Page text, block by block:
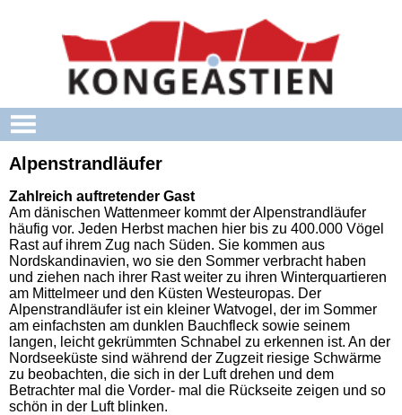
Alpenstrandläufer
Zahlreich auftretender Gast
Am dänischen Wattenmeer kommt der Alpenstrandläufer
häufig vor. Jeden Herbst machen hier bis zu 400.000 Vögel
Rast auf ihrem Zug nach Süden. Sie kommen aus
Nordskandinavien, wo sie den Sommer verbracht haben
und ziehen nach ihrer Rast weiter zu ihren Winterquartieren
am Mittelmeer und den Küsten Westeuropas. Der
Alpenstrandläufer ist ein kleiner Watvogel, der im Sommer
am einfachsten am dunklen Bauchfleck sowie seinem
langen, leicht gekrümmten Schnabel zu erkennen ist. An der
Nordseeküste sind während der Zugzeit riesige Schwärme
zu beobachten, die sich in der Luft drehen und dem
Betrachter mal die Vorder- mal die Rückseite zeigen und so
schön in der Luft blinken.